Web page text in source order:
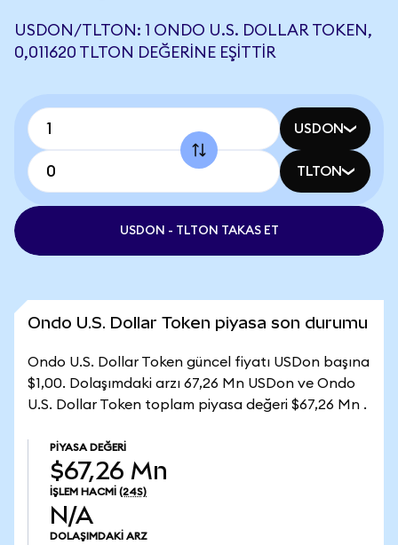
USDON/TLTON: 1 ONDO U.S. DOLLAR TOKEN,
0,011620 TLTON DEĞERINE EŞITTIR
USDON
TLTON
USDON - TLTON TAKAS ET
Ondo U.S. Dollar Token piyasa son durumu
Ondo U.S. Dollar Token güncel fiyatı USDon başına
$1,00. Dolaşımdaki arzı 67,26 Mn USDon ve Ondo
U.S. Dollar Token toplam piyasa değeri $67,26 Mn .
PIYASA DEĞERI
$67,26 Mn
İŞLEM HACMI (24S)
N/A
DOLAŞIMDAKI ARZ